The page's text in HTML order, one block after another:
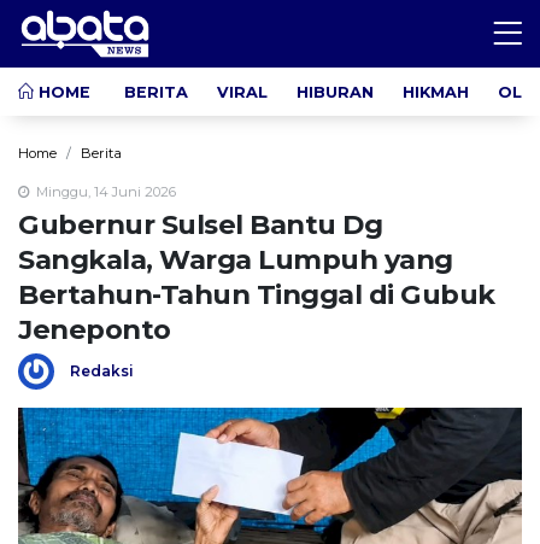
HOME BERITA VIRAL HIBURAN HIKMAH
Home Berita
Minggu, 14 Juni 2026
Gubernur Sulsel Bantu Dg
Sangkala, Warga Lumpuh yang
Bertahun-Tahun Tinggal di Gubuk
Jeneponto
Redaksi